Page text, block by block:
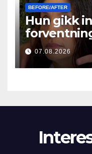
BEFORE/AFTER
Hun gikk
stilte alle
spørsmålet
07.08.2026